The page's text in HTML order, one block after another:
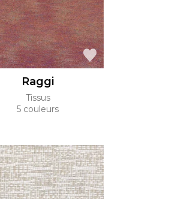
Raggi
Tissus
5 couleurs